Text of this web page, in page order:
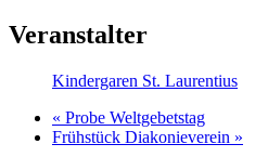
Veranstalter
Kindergaren St. Laurentius
« Probe Weltgebetstag
Frühstück Diakonieverein »